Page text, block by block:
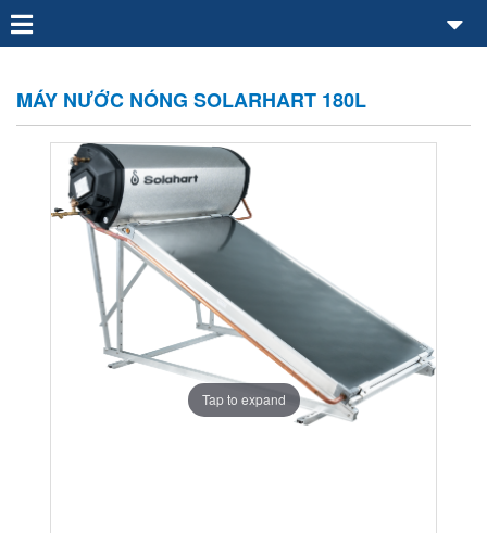
MÁY NƯỚC NÓNG SOLARHART 180L
Tap to expand
Tap to expand